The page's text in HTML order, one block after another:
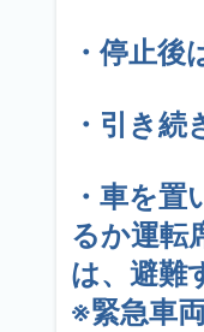
・停止
・引き
・車を
るか運転
は、避難
※緊急車